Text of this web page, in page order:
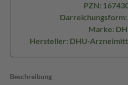
PZN:
Marke:
Hersteller: DHU-
Beschreibung